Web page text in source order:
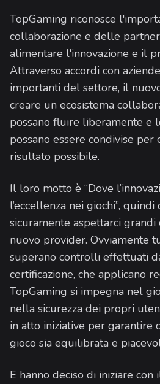
TopGaming riconosce
collaborazione e delle
alimentare l'innovazione e il
Attraverso accordi con
importanti del settore, il
creare un ecosistema
possano fluire liberamente e
possano essere condivise
risultato possibile.
Il loro motto è “Dove
l’eccellenza nei giochi”,
sicuramente aspettarci grandi
nuovo provider. Ovviamente
superano controlli effettuati
certificazione, che applicano
TopGaming si impegna nel
nella sicurezza dei propri
in atto iniziative per garantire
gioco sia equilibrata e
E hanno deciso di iniziare